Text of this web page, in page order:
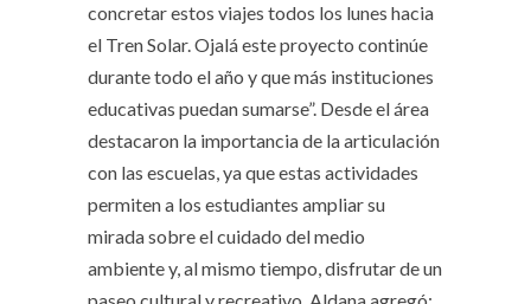
concretar estos viajes todos los lunes hacia
el Tren Solar. Ojalá este proyecto continúe
durante todo el año y que más instituciones
educativas puedan sumarse”. Desde el área
destacaron la importancia de la articulación
con las escuelas, ya que estas actividades
permiten a los estudiantes ampliar su
mirada sobre el cuidado del medio
ambiente y, al mismo tiempo, disfrutar de un